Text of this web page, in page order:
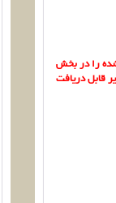
شده را در بخش
قابل دریافت